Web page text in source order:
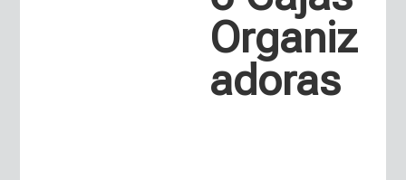
Organiz
adoras